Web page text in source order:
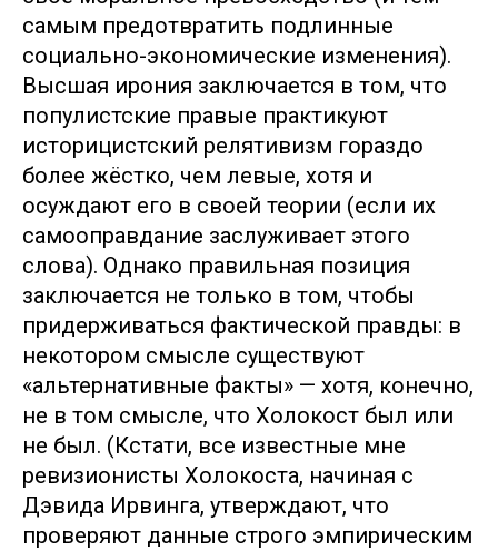
самым предотвратить подлинные
социально-экономические изменения).
Высшая ирония заключается в том, что
популистские правые практикуют
историцистский релятивизм гораздо
более жёстко, чем левые, хотя и
осуждают его в своей теории (если их
самооправдание заслуживает этого
слова). Однако правильная позиция
заключается не только в том, чтобы
придерживаться фактической правды: в
некотором смысле существуют
«альтернативные факты» — хотя, конечно,
не в том смысле, что Холокост был или
не был. (Кстати, все известные мне
ревизионисты Холокоста, начиная с
Дэвида Ирвинга, утверждают, что
проверяют данные строго эмпирическим